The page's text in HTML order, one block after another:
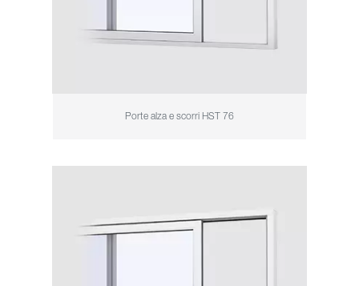
Porte alza e scorri HST 76